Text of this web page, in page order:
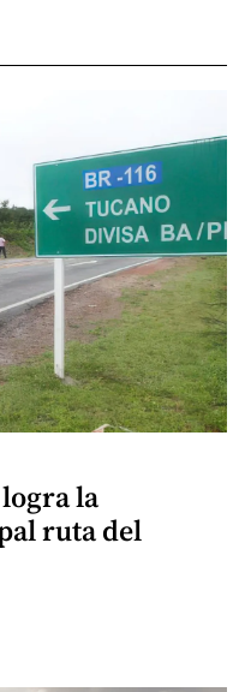
la
ruta del